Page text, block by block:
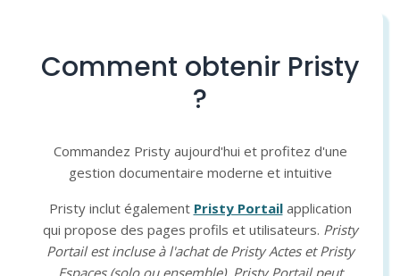
Comment obtenir Pristy
?
Commandez Pristy aujourd'hui et profitez d'une
gestion documentaire moderne et intuitive
Pristy inclut également Pristy Portailapplication
qui propose des pages profils et utilisateurs. Pristy
Portail est incluse à l'achat de Pristy Actes et Pristy